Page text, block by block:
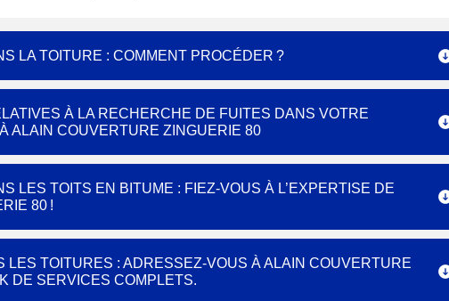
LA TOITURE : COMMENT PROCÉDER ?
À LA RECHERCHE DE FUITES DANS VOTRE
ALAIN COUVERTURE ZINGUERIE 80
LES TOITS EN BITUME : FIEZ-VOUS À L’EXPERTISE DE
80 !
LES TOITURES : ADRESSEZ-VOUS À ALAIN COUVERTURE
DE SERVICES COMPLETS.